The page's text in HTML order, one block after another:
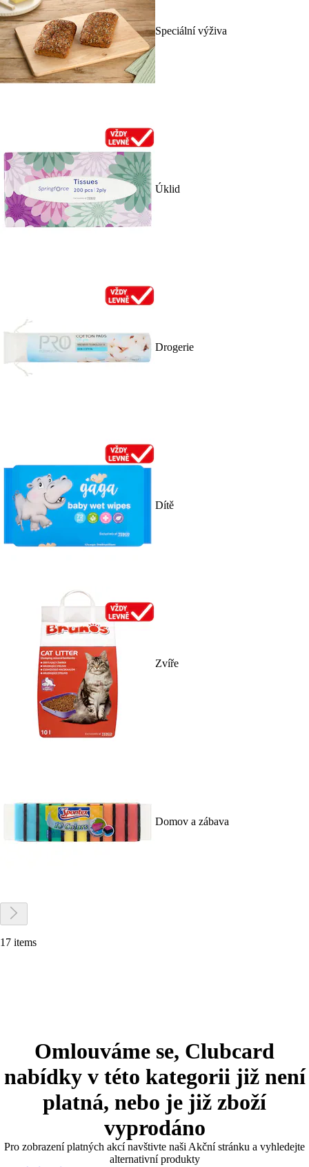
Speciální výživa
Úklid
Drogerie
Dítě
Zvíře
Domov a zábava
17 items
Omlouváme se, Clubcard
nabídky v této kategorii již není
platná, nebo je již zboží
vyprodáno
Pro zobrazení platných akcí navštivte naši Akční stránku a vyhledejte
alternativní produkty